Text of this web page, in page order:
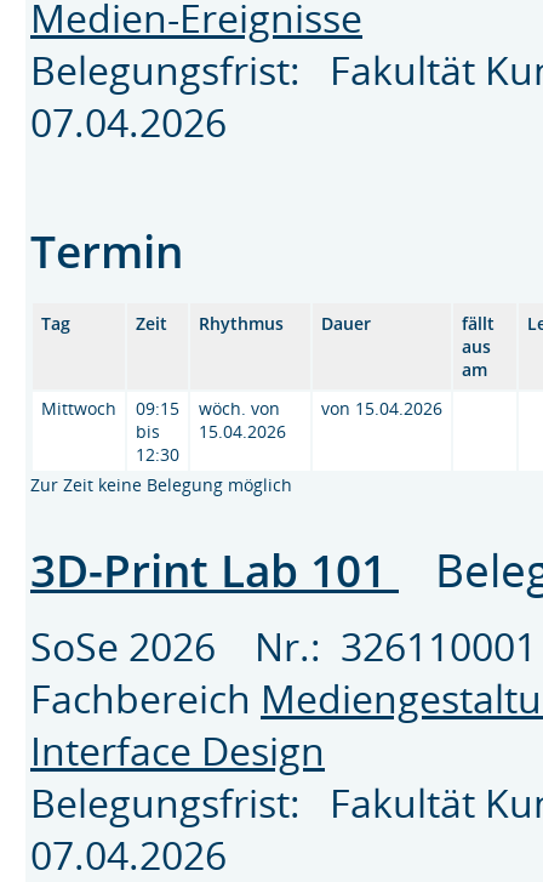
Medien-Ereignisse
Belegungsfrist: Fakultät
07.04.2026
Termin
Tag Zeit Rhythmus Dauer
fällt
aus
am
Mittwoch
09:15
bis
12:30
wöch. von
15.04.2026
von 15.04.2026
Zur Zeit keine Belegung möglich
3D-Print Lab 101
SoSe 2026 Nr.:
Fachbereich
Interface Design
Belegungsfrist: Fakultät
07.04.2026